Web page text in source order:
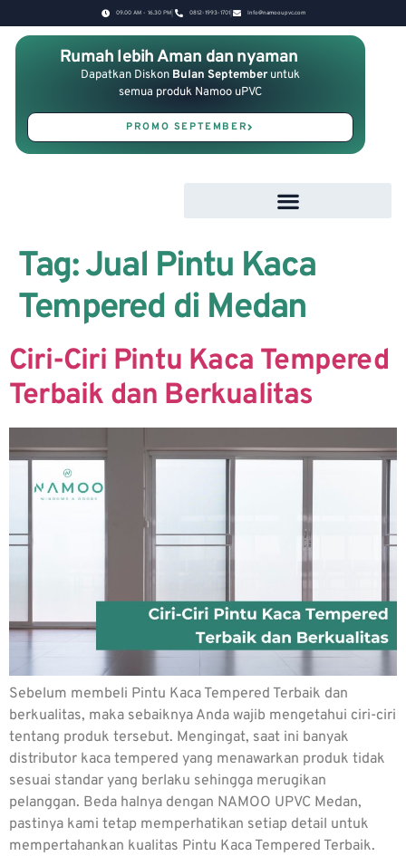
09.00 AM - 16.30 PM 0812-1993-1701 Info@namooupvc.com
Rumah lebih Aman dan nyaman
Dapatkan Diskon Bulan September untuk
semua produk Namoo uPVC
PROMO SEPTEMBER
Tag:Jual Pintu Kaca
Tempered di Medan
Ciri-Ciri Pintu Kaca Tempered
Terbaik dan Berkualitas
Sebelum membeli Pintu Kaca Tempered Terbaik dan
berkualitas, maka sebaiknya Anda wajib mengetahui ciri-ciri
tentang produk tersebut. Mengingat, saat ini banyak
distributor kaca tempered yang menawarkan produk tidak
sesuai standar yang berlaku sehingga merugikan
pelanggan. Beda halnya dengan NAMOO UPVC Medan,
pastinya kami tetap memperhatikan setiap detail untuk
mempertahankan kualitas Pintu Kaca Tempered Terbaik.